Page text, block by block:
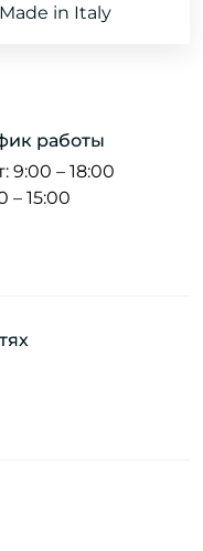
Made in Italy
работы
9:00 – 18:00
– 15:00